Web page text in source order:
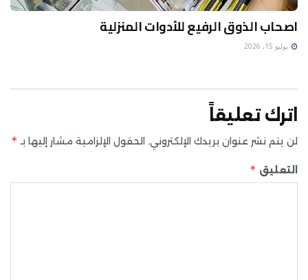
اصحاب الذوق الرفيع للأدوات المنزلية
يوليو 15, 2026
اترك تعليقاً
لن يتم نشر عنوان بريدك الإلكتروني. الحقول الإلزامية مشار إليها بـ *
التعليق *